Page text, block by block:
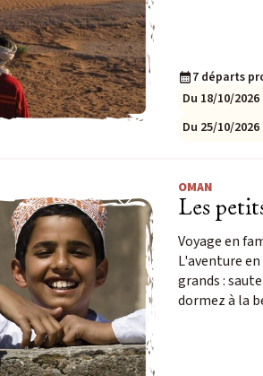
7 départs
Du 18/10/2026
Du 25/10/2026
OMAN
Les
Voyage en
L'aventure
grands :
dormez à la